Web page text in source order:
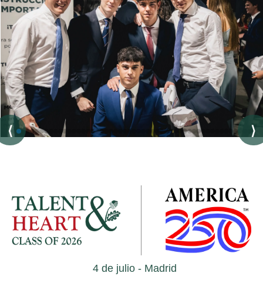
⟨ ⟩
4 de julio - Madrid